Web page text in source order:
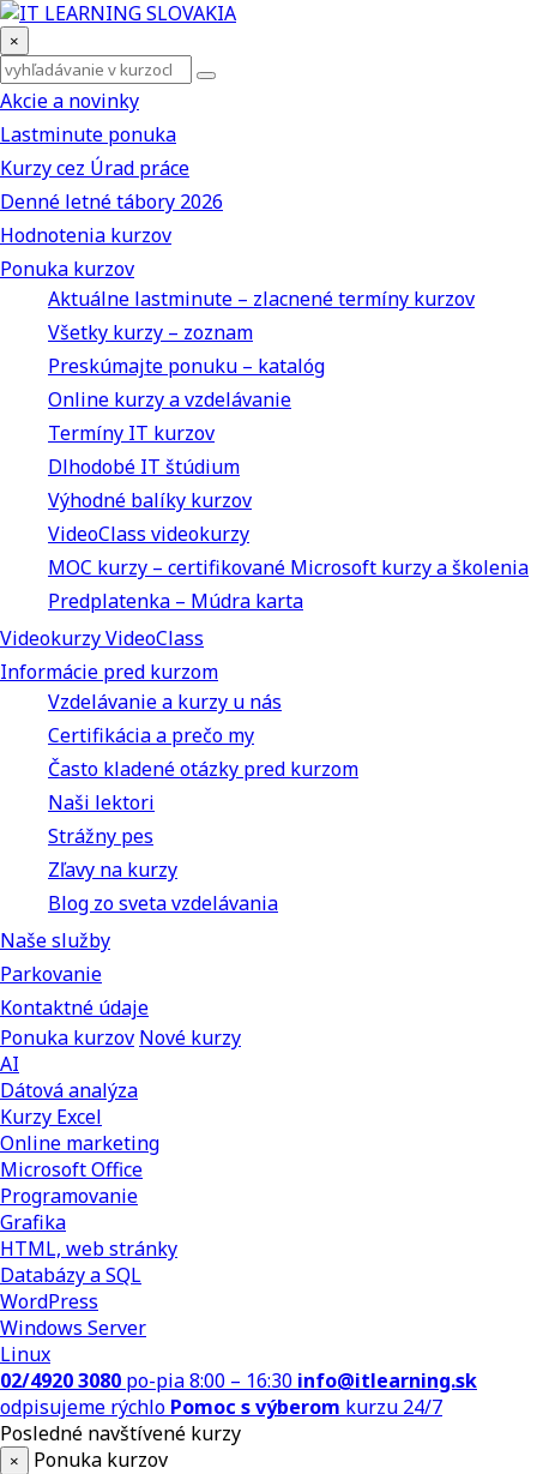
×
Akcie a novinky
Lastminute ponuka
Kurzy cez Úrad práce
Denné letné tábory 2026
Hodnotenia kurzov
Ponuka kurzov
Aktuálne lastminute – zlacnené termíny kurzov
Všetky kurzy – zoznam
Preskúmajte ponuku – katalóg
Online kurzy a vzdelávanie
Termíny IT kurzov
Dlhodobé IT štúdium
Výhodné balíky kurzov
VideoClass videokurzy
MOC kurzy – certifikované Microsoft kurzy a školenia
Predplatenka – Múdra karta
Videokurzy VideoClass
Informácie pred kurzom
Vzdelávanie a kurzy u nás
Certifikácia a prečo my
Často kladené otázky pred kurzom
Naši lektori
Strážny pes
Zľavy na kurzy
Blog zo sveta vzdelávania
Naše služby
Parkovanie
Kontaktné údaje
Ponuka kurzov Nové kurzy
AI
Dátová analýza
Kurzy Excel
Online marketing
Microsoft Office
Programovanie
Grafika
HTML, web stránky
Databázy a SQL
WordPress
Windows Server
Linux
02/4920 3080 po-pia 8:00 – 16:30 info@itlearning.sk
odpisujeme rýchlo Pomoc s výberom kurzu 24/7
Posledné navštívené kurzy
×
Ponuka kurzov